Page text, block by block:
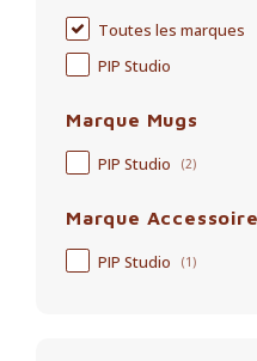
Toutes les marques
PIP Studio
Marque Mugs
PIP Studio (2)
Marque
PIP Studio (1)